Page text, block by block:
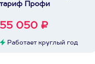
тариф Профи
55 050 ₽
Работает круглый год